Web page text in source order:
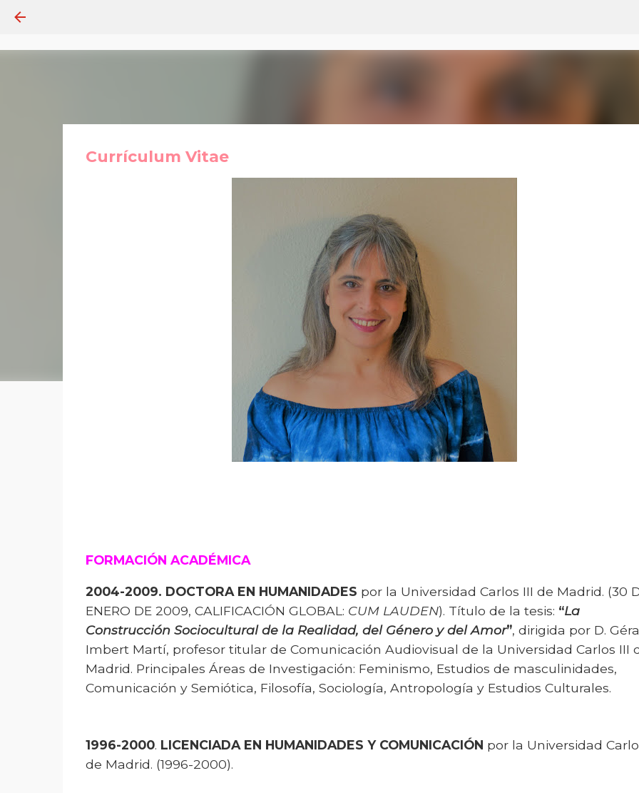
Currículum Vitae
FORMACIÓN ACADÉMICA
2004-2009. DOCTORA EN HUMANIDADES por la Universidad Carlos III de Madrid. (30
ENERO DE 2009, CALIFICACIÓN GLOBAL: CUM LAUDEN). Título de la tesis: “La
Construcción Sociocultural de la Realidad, del Género y del Amor”, dirigida por D.
Imbert Martí, profesor titular de Comunicación Audiovisual de la Universidad Carlos III
Madrid. Principales Áreas de Investigación: Feminismo, Estudios de masculinidades,
Comunicación y Semiótica, Filosofía, Sociología, Antropología y Estudios Culturales.
1996-2000. LICENCIADA EN HUMANIDADES Y COMUNICACIÓN por la Universidad
de Madrid. (1996-2000).